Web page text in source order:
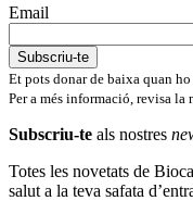
Email
Et pots donar de baixa quan ho
Per a més informació, revisa la
Subscriu-te als nostres
Totes les novetats de
salut a la teva safata